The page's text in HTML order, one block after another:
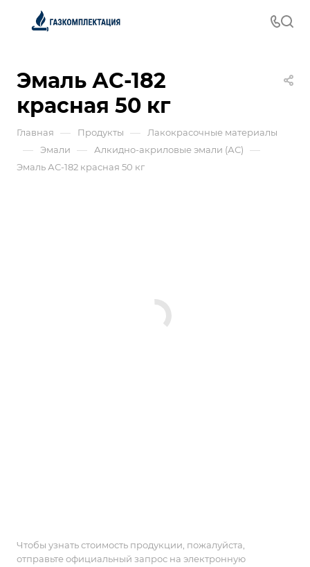
Эмаль АС-182
красная 50 кг
Главная — Продукты — Лакокрасочные материалы
— Эмали — Алкидно-акриловые эмали (АС) —
Эмаль АС-182 красная 50 кг
Чтобы узнать стоимость продукции, пожалуйста,
отправьте официальный запрос на электронную